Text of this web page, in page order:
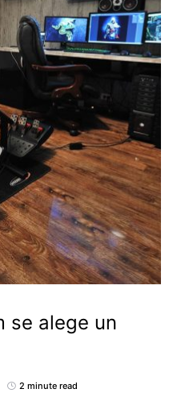
se alege un
2 minute read